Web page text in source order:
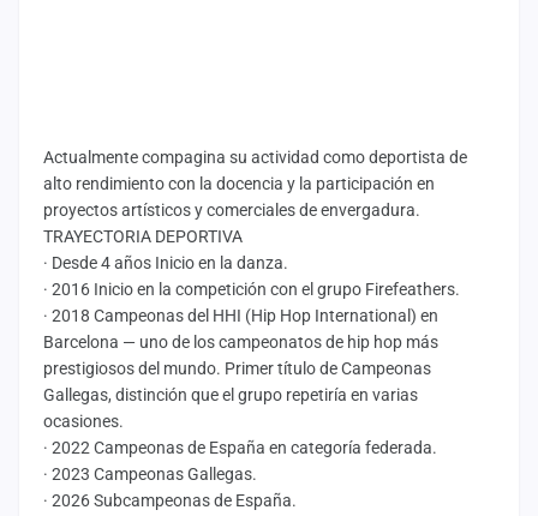
Actualmente compagina su actividad como deportista de
alto rendimiento con la docencia y la participación en
proyectos artísticos y comerciales de envergadura.
TRAYECTORIA DEPORTIVA
· Desde 4 años Inicio en la danza.
· 2016 Inicio en la competición con el grupo Firefeathers.
· 2018 Campeonas del HHI (Hip Hop International) en
Barcelona — uno de los campeonatos de hip hop más
prestigiosos del mundo. Primer título de Campeonas
Gallegas, distinción que el grupo repetiría en varias
ocasiones.
· 2022 Campeonas de España en categoría federada.
· 2023 Campeonas Gallegas.
· 2026 Subcampeonas de España.